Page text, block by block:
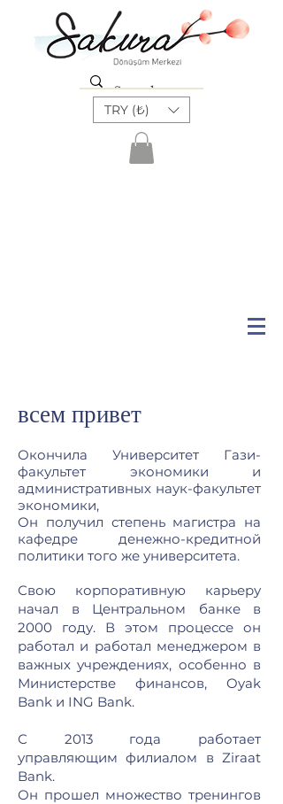
TRY (₺)
всем привет
Окончила Университет Гази-
факультет экономики и
административных наук-факультет
экономики,
Он получил степень магистра на
кафедре денежно-кредитной
политики того же университета.
Свою корпоративную карьеру
начал в Центральном банке в
2000 году. В этом процессе он
работал и работал менеджером в
важных учреждениях, особенно в
Министерстве финансов, Oyak
Bank и ING Bank.
С 2013 года работает
управляющим филиалом в Ziraat
Bank.
Он прошел множество тренингов